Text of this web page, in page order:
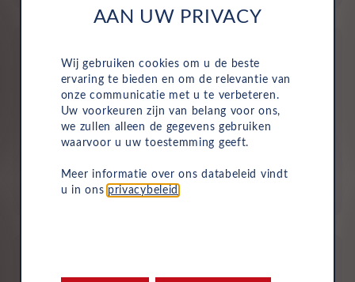
Geen investering of aanbetaling nodig
Bij zakelijke lease is de leasemaatschappij eigenaar van
loopt uw bedrijf geen waarderisico en krijgt u niet te
maken met onverwachte rekeningen.
AAN UW PRIVACY
Wij gebruiken cookies om u de beste
ervaring te bieden en om de relevantie van
onze communicatie met u te verbeteren.
Uw voorkeuren zijn van belang voor ons,
we zullen alleen de gegevens gebruiken
waarvoor u uw toestemming geeft.
Meer informatie over ons databeleid vindt
u in ons privacybeleid